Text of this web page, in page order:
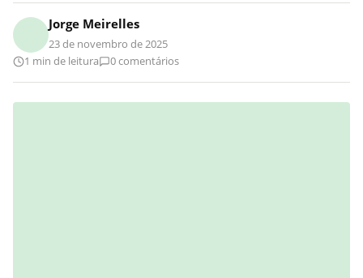
Jorge Meirelles
23 de novembro de 2025
1 min de leitura
0 comentários